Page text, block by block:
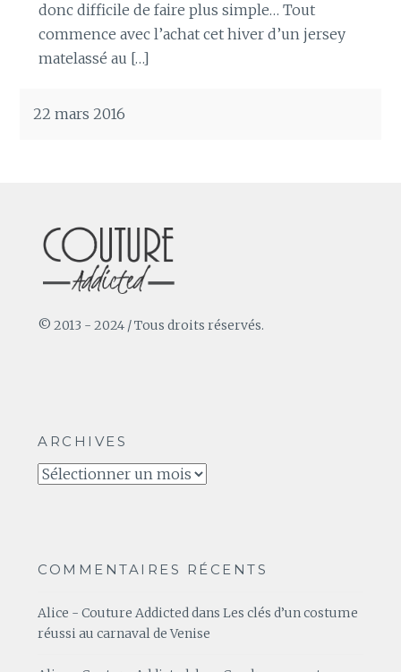
donc difficile de faire plus simple… Tout
commence avec l’achat cet hiver d’un jersey
matelassé au […]
22 mars 2016
© 2013 - 2024 / Tous droits réservés.
ARCHIVES
Archives
COMMENTAIRES RÉCENTS
Alice - Couture Addicted dansLes clés d’un costume
réussi au carnaval de Venise